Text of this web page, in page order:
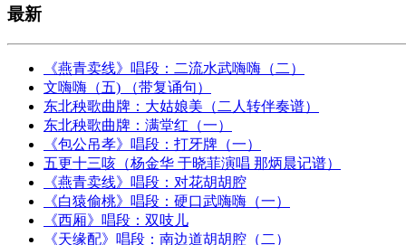
最新
《燕青卖线》唱段：二流水武嗨嗨（二）
文嗨嗨（五) （带复诵句）
东北秧歌曲牌：大姑娘美（二人转伴奏谱）
东北秧歌曲牌：满堂红（一）
《包公吊孝》唱段：打牙牌（一）
五更十三咳（杨金华 于晓菲演唱 那炳晨记谱）
《燕青卖线》唱段：对花胡胡腔
《白猿偷桃》唱段：硬口武嗨嗨（一）
《西厢》唱段：双吱儿
《天缘配》唱段：南边道胡胡腔（二）